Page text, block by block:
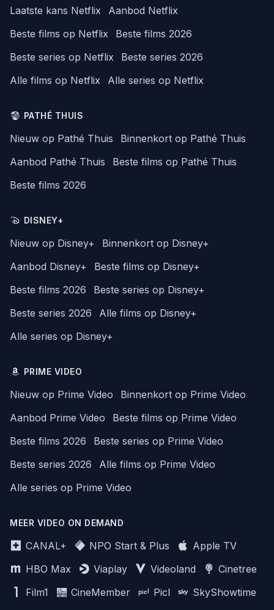
Laatste kans Netflix
Aanbod Netflix
Beste films op Netflix
Beste films 2026
Beste series op Netflix
Beste series 2026
Alle films op Netflix
Alle series op Netflix
PATHÉ THUIS
Nieuw op Pathé Thuis
Binnenkort op Pathé Thuis
Aanbod Pathé Thuis
Beste films op Pathé Thuis
Beste films 2026
DISNEY+
Nieuw op Disney+
Binnenkort op Disney+
Aanbod Disney+
Beste films op Disney+
Beste films 2026
Beste series op Disney+
Beste series 2026
Alle films op Disney+
Alle series op Disney+
PRIME VIDEO
Nieuw op Prime Video
Binnenkort op Prime Video
Aanbod Prime Video
Beste films op Prime Video
Beste films 2026
Beste series op Prime Video
Beste series 2026
Alle films op Prime Video
Alle series op Prime Video
MEER VIDEO ON DEMAND
CANAL+ NPO Start & Plus
Apple TV
HBO Max
Viaplay Videoland
Cinetree
Film1
CineMember Picl
SkyShowtime